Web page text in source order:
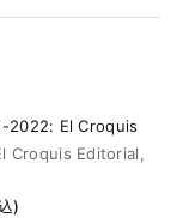
2022: El Croquis
Croquis Editorial,
)